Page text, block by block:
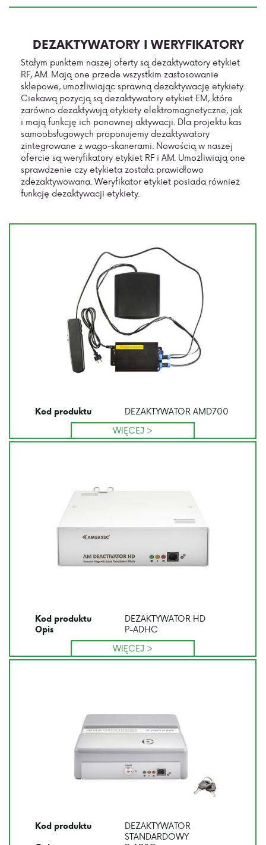
DEZAKTYWATORY I WERYFIKATORY
Stałym punktem naszej oferty są dezaktywatory etykiet
RF, AM. Mają one przede wszystkim zastosowanie
sklepowe, umożliwiając sprawną dezaktywację etykiety.
Ciekawą pozycją są dezaktywatory etykiet EM, które
zarówno dezaktywują etykiety elektromagnetyczne, jak
i mają funkcję ich ponownej aktywacji. Dla projektu kas
samoobsługowych proponujemy dezaktywatory
zintegrowane z wago-skanerami. Nowością w naszej
ofercie są weryfikatory etykiet RF i AM. Umożliwiają one
sprawdzenie czy etykieta została prawidłowo
zdezaktywowana. Weryfikator etykiet posiada również
funkcję dezaktywacji etykiety.
Kod produktu
DEZAKTYWATOR AMD700
WIĘCEJ >
Kod produktu DEZAKTYWATOR HD
Opis
P-ADHC
WIĘCEJ >
Kod produktu
DEZAKTYWATOR
STANDARDOWY